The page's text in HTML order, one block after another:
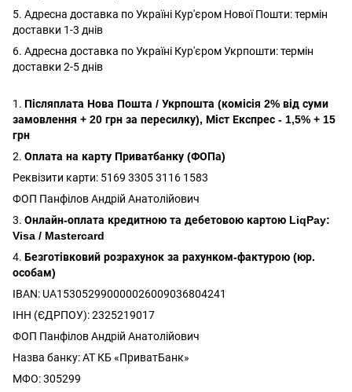
5. Адресна доставка по Україні Кур'єром Нової Пошти: термін
доставки 1-3 днів
6. Адресна доставка по Україні Кур'єром Укрпошти: термін
доставки 2-5 днів
1. Післяплата Нова Пошта / Укрпошта (комісія 2% від суми
замовлення + 20 грн за пересилку), Міст Експрес - 1,5% + 15
грн
2. Оплата на карту Приватбанку (ФОПа)
Реквізити карти: 5169 3305 3116 1583
ФОП Панфілов Андрій Анатолійович
3. Онлайн-оплата кредитною та дебетовою картою LiqPay:
Visa / Mastercard
4. Безготівковий розрахунок за рахунком-фактурою (юр.
особам)
IBAN: UA153052990000026009036804241
ІНН (ЄДРПОУ): 2325219017
ФОП Панфілов Андрій Анатолійович
Назва банку: АТ КБ «ПриватБанк»
МФО: 305299